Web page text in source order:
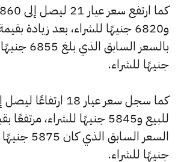
جنيهًا للشراء.
جنيهًا للشراء.